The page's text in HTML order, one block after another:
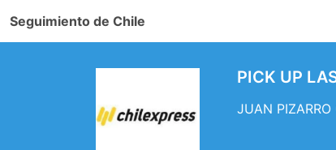
Seguimiento de Chile
PICK UP
JUAN